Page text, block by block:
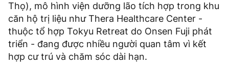
Thọ), mô hình viện dưỡng lão tích hợp trong khu
căn hộ trị liệu như Thera Healthcare Center -
thuộc tổ hợp Tokyu Retreat do Onsen Fuji phát
triển - đang được nhiều người quan tâm vì kết
hợp cư trú và chăm sóc dài hạn.